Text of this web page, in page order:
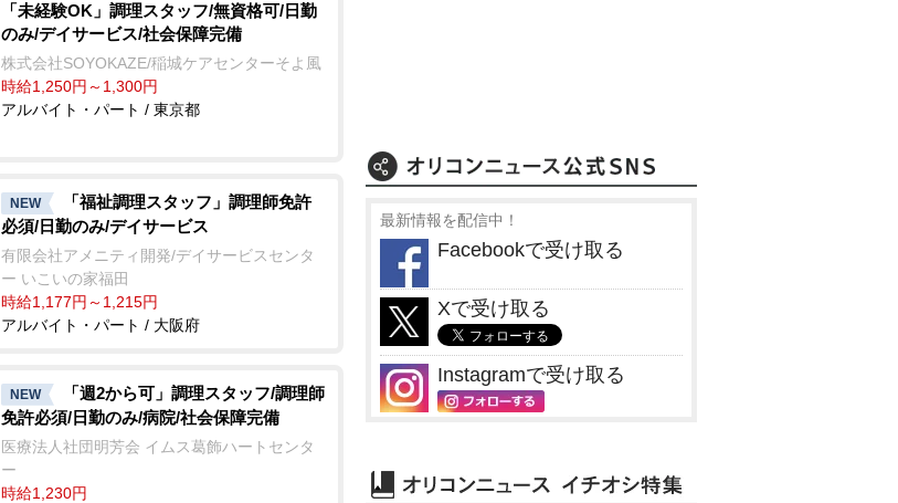
「未経験OK」調理スタッフ/無資格可/日勤
のみ/デイサービス/社会保障完備
株式会社SOYOKAZE/稲城ケアセンターそよ風
時給1,250円～1,300円
アルバイト・パート / 東京都
NEW
「福祉調理スタッフ」調理師免許
必須/日勤のみ/デイサービス
有限会社アメニティ開発/デイサービスセンタ
ー いこいの家福田
時給1,177円～1,215円
アルバイト・パート / 大阪府
NEW
「週2から可」調理スタッフ/調理師
免許必須/日勤のみ/病院/社会保障完備
医療法人社団明芳会 イムス葛飾ハートセンタ
ー
時給1,230円
最新情報を配信中！
Facebookで受け取る
Xで受け取る
Instagramで受け取る